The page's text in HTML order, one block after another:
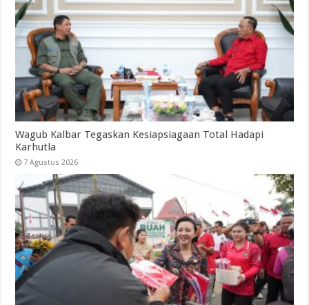
Wagub Kalbar Tegaskan Kesiapsiagaan Total Hadapi
Karhutla
7 Agustus 2026